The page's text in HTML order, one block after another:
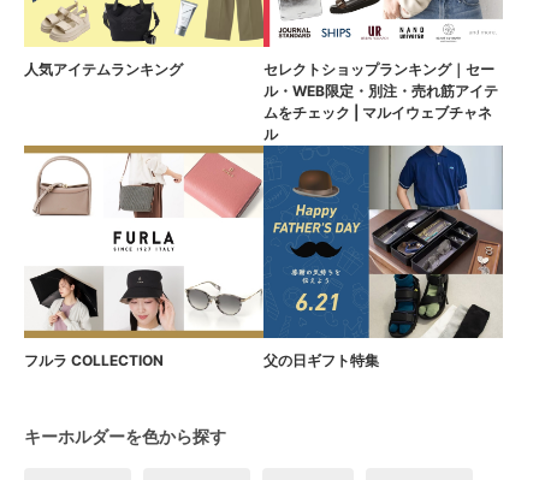
人気アイテムランキング
セレクトショップランキング｜セー
ル・WEB限定・別注・売れ筋アイテ
ムをチェック | マルイウェブチャネ
ル
フルラ COLLECTION 父の日ギフト特集
キーホルダーを色から探す